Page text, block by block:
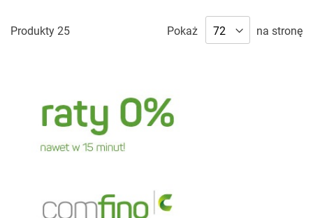
Produkty 25 Pokaż na stronę